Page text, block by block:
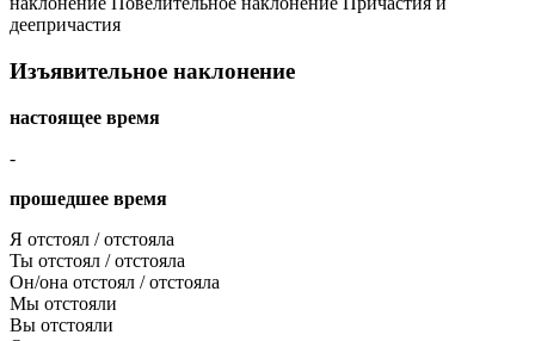
деепричастия
Изъявительное наклонение
настоящее время
-
прошедшее время
Я отстоял / отстояла
Ты отстоял / отстояла
Он/она отстоял / отстояла
Мы отстояли
Вы отстояли